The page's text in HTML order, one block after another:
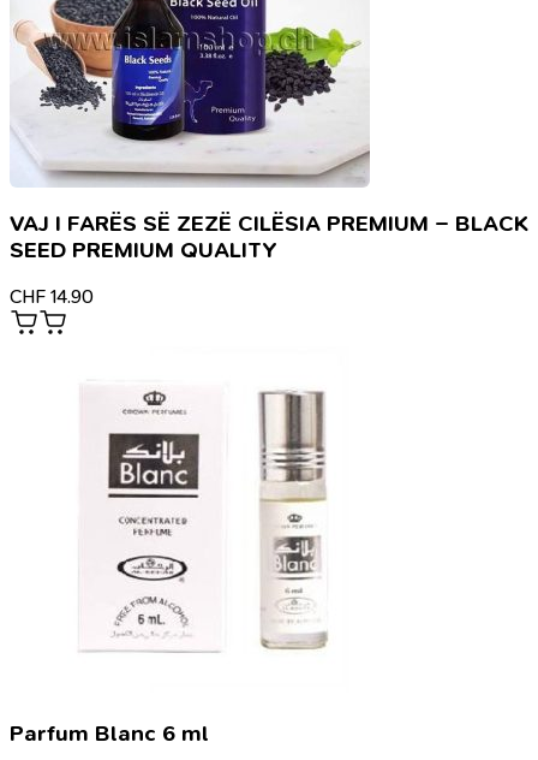
VAJ I FARËS SË ZEZË CILËSIA PREMIUM – BLACK
SEED PREMIUM QUALITY
CHF 14.90
Parfum Blanc 6 ml